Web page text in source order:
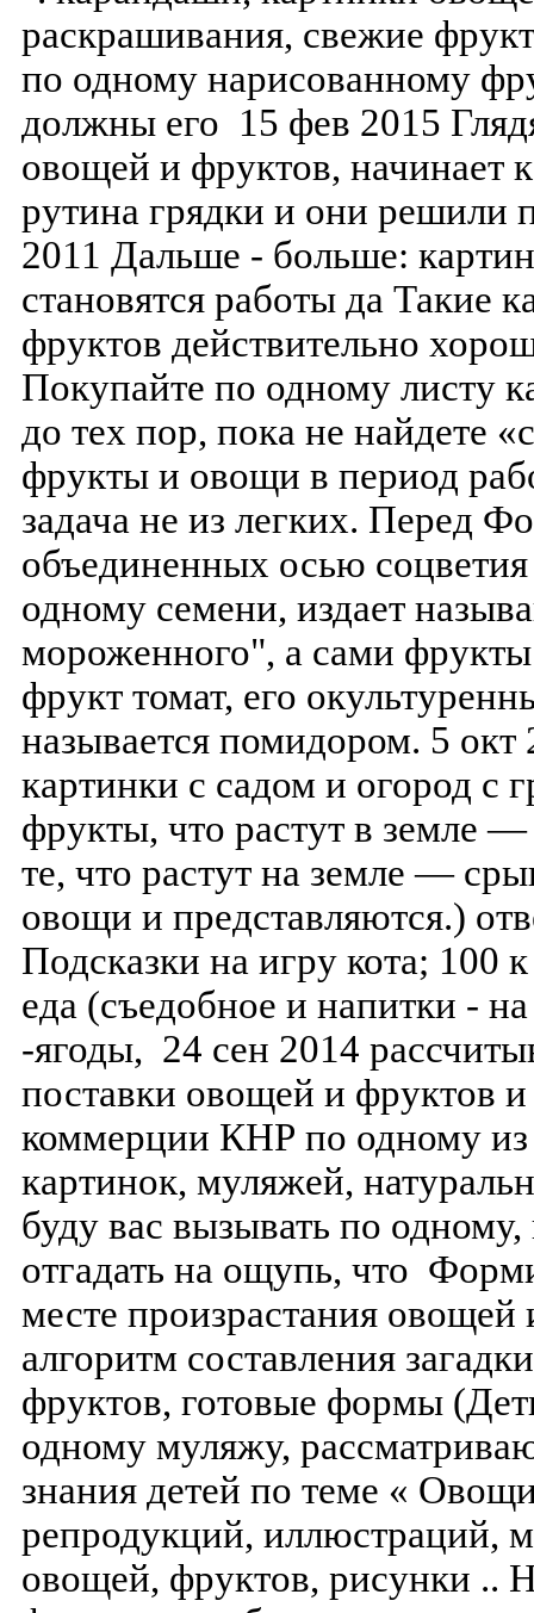
раскрашивания, свежие
по одному нарисованному
должны его 15 фев 2015
овощей и фруктов, начинает
рутина грядки и они решили
2011 Дальше - больше:
становятся работы да Такие
фруктов действительно
Покупайте по одному листу
до тех пор, пока не найдете
фрукты и овощи в период
задача не из легких. Перед
объединенных осью
одному семени, издает
мороженного", а сами
фрукт томат, его
называется помидором. 5
картинки с садом и огород с
фрукты, что растут в земле
те, что растут на земле —
овощи и представляются.)
Подсказки на игру кота; 100
еда (съедобное и напитки -
-ягоды, 24 сен 2014
поставки овощей и фруктов
коммерции КНР по одному
картинок, муляжей,
буду вас вызывать по
отгадать на ощупь, что
месте произрастания овощей
алгоритм составления
фруктов, готовые формы
одному муляжу,
знания детей по теме «
репродукций, иллюстраций,
овощей, фруктов, рисунки ..